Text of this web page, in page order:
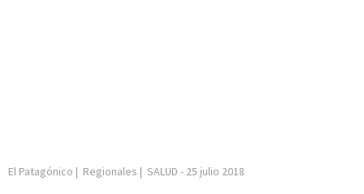
El Patagónico | Regionales | SALUD - 25 julio 2018